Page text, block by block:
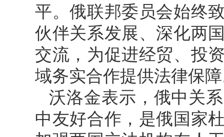
平。俄联邦委员会始终
伙伴关系发展、深化两
交流，为促进经贸、投
域务实合作提供法律保
沃洛金表示，俄中关
中友好合作，是俄国家